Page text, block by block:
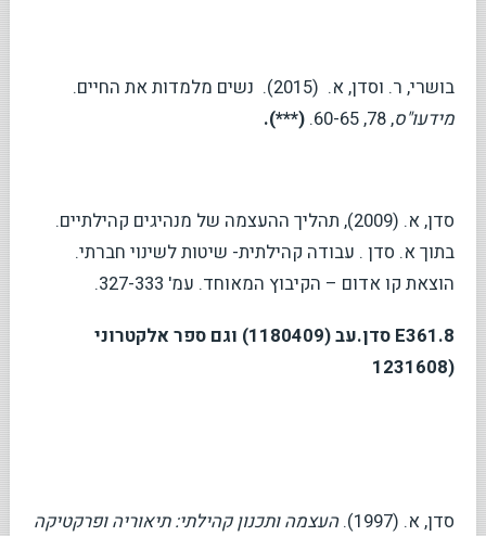
בושרי, ר. וסדן, א. (2015). נשים מלמדות את החיים.
מידעו"ס, 78, 60-65.
(***).
סדן, א. (2009), תהליך ההעצמה של מנהיגים קהילתיים.
בתוך א. סדן . עבודה קהילתית- שיטות לשינוי חברתי.
הוצאת קו אדום – הקיבוץ המאוחד. עמ' 327-333.
E361.8
סדן.עב (1180409) וגם ספר אלקטרוני
(1231608
סדן, א. (1997).
העצמה ותכנון קהילתי: תיאוריה ופרקטיקה